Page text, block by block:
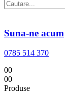
Suna-ne acum
0785 514 370
00
00
Produse